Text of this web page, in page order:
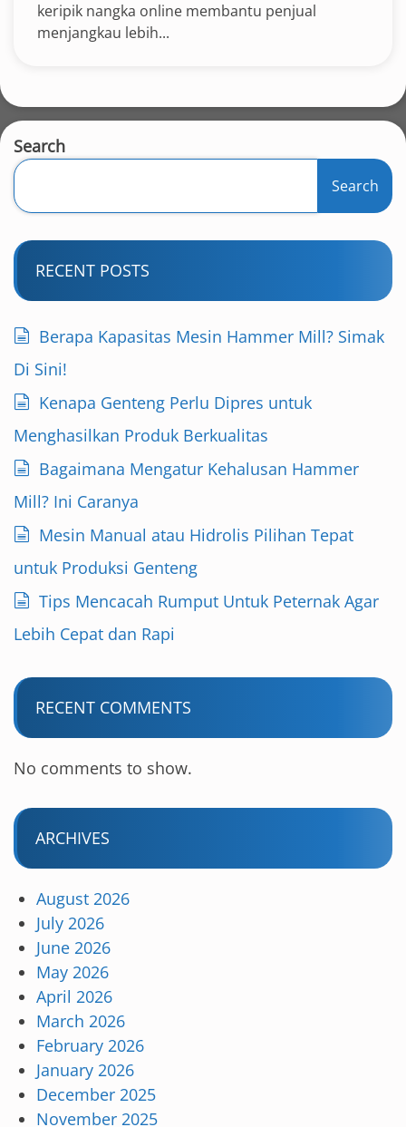
keripik nangka online membantu penjual
menjangkau lebih...
Search
Search
RECENT POSTS
Berapa Kapasitas Mesin Hammer Mill? Simak
Di Sini!
Kenapa Genteng Perlu Dipres untuk
Menghasilkan Produk Berkualitas
Bagaimana Mengatur Kehalusan Hammer
Mill? Ini Caranya
Mesin Manual atau Hidrolis Pilihan Tepat
untuk Produksi Genteng
Tips Mencacah Rumput Untuk Peternak Agar
Lebih Cepat dan Rapi
RECENT COMMENTS
No comments to show.
ARCHIVES
August 2026
July 2026
June 2026
May 2026
April 2026
March 2026
February 2026
January 2026
December 2025
November 2025